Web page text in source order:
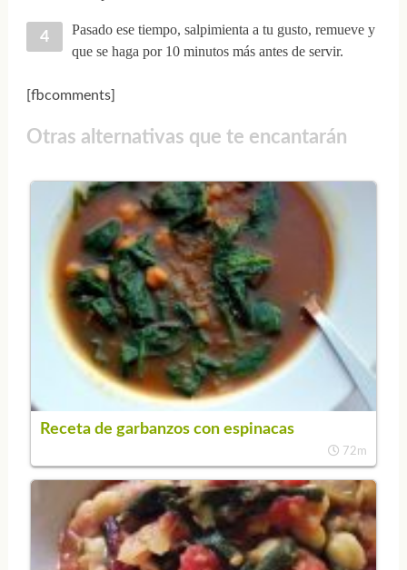
Pasado ese tiempo, salpimienta a tu gusto, remueve y
que se haga por 10 minutos más antes de servir.
[fbcomments]
Otras alternativas que te encantarán
Receta de garbanzos con espinacas
72m